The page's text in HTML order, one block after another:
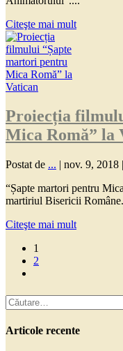
Citeşte mai mult
Proiecția
Mica Romă” la
Postat de ... | nov. 9, 2018 |
“Șapte martori pentru
martiriul Bisericii
Citeşte mai mult
1
2
Caută
după:
Articole recente